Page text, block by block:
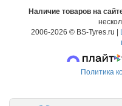
Наличие товаров на
2006-2026 © BS-Tyres.ru |
Политика